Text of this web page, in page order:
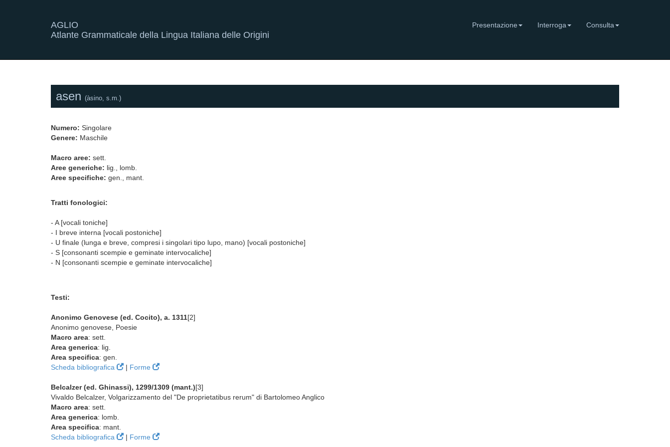
AGLIO
Atlante Grammaticale della Lingua Italiana delle Origini
Presentazione Interroga Consulta
asen (àsino, s.m.)
Numero: Singolare
Genere: Maschile
Macro aree: sett.
Aree generiche: lig., lomb.
Aree specifiche: gen., mant.
Tratti fonologici:
- A [vocali toniche]
- I breve interna [vocali postoniche]
- U finale (lunga e breve, compresi i singolari tipo lupo, mano) [vocali postoniche]
- S [consonanti scempie e geminate intervocaliche]
- N [consonanti scempie e geminate intervocaliche]
Testi:
Anonimo Genovese (ed. Cocito), a. 1311[2]
Anonimo genovese, Poesie
Macro area: sett.
Area generica: lig.
Area specifica: gen.
Scheda bibliografica
| Forme
Belcalzer (ed. Ghinassi), 1299/1309 (mant.)[3]
Vivaldo Belcalzer, Volgarizzamento del "De proprietatibus rerum" di Bartolomeo Anglico
Macro area: sett.
Area generica: lomb.
Area specifica: mant.
Scheda bibliografica
| Forme